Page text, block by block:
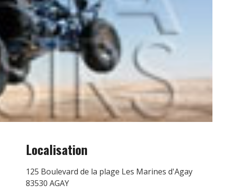
Localisation
125 Boulevard de la plage Les Marines d'Agay
83530 AGAY